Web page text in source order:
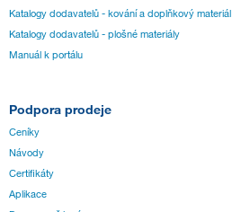
Katalogy dodavatelů - kování a doplňkový materiál
Katalogy dodavatelů - plošné materiály
Manuál k portálu
Podpora prodeje
Ceníky
Návody
Certifikáty
Aplikace